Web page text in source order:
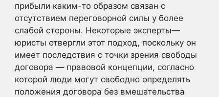
прибыли каким-то образом связан с
отсутствием переговорной силы у более
слабой стороны. Некоторые эксперты—
юристы отвергли этот подход, поскольку он
имеет последствия с точки зрения свободы
договора — правовой концепции, согласно
которой люди могут свободно определять
положения договора без вмешательства